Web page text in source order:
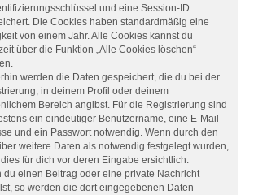
und eine Session-ID
Die Cookies haben standardmäßig eine
von einem Jahr. Alle Cookies kannst du
über die Funktion „Alle Cookies löschen“
werden die Daten gespeichert, die du bei der
in deinem Profil oder deinem
Bereich angibst. Für die Registrierung sind
ein eindeutiger Benutzername, eine E-Mail-
und ein Passwort notwendig. Wenn durch den
weitere Daten als notwendig festgelegt wurden,
für dich vor deren Eingabe ersichtlich.
du einen Beitrag oder eine private Nachricht
so werden die dort eingegebenen Daten